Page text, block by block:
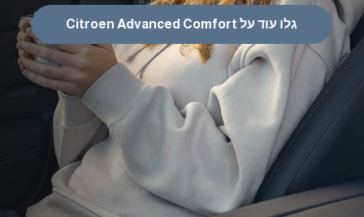
גלו עוד על Citroen Advanced Comfort